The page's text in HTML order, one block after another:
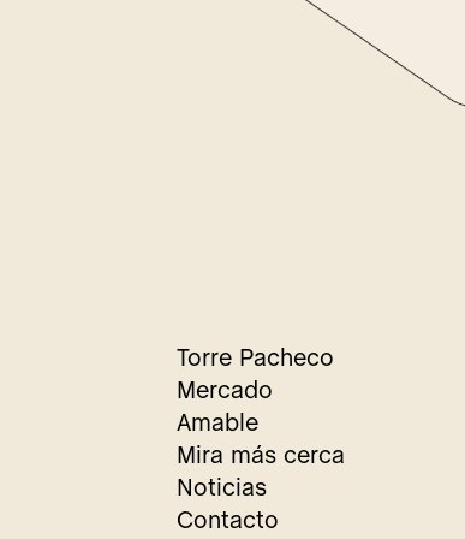
Torre Pacheco
Mercado
Amable
Mira más cerca
Noticias
Contacto